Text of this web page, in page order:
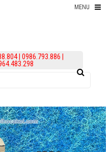
MENU
| 0986.793.886
bị hồ Koi
ăn cho cá koi
bệnh Cá Koi
Hồ Koi